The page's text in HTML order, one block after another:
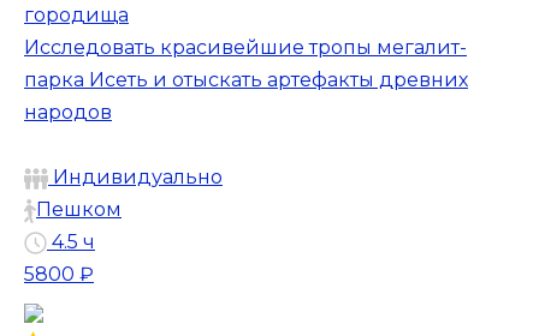
городища
Исследовать красивейшие тропы мегалит-
парка Исеть и отыскать артефакты древних
народов
Индивидуально
Пешком
4.5 ч
5800 ₽